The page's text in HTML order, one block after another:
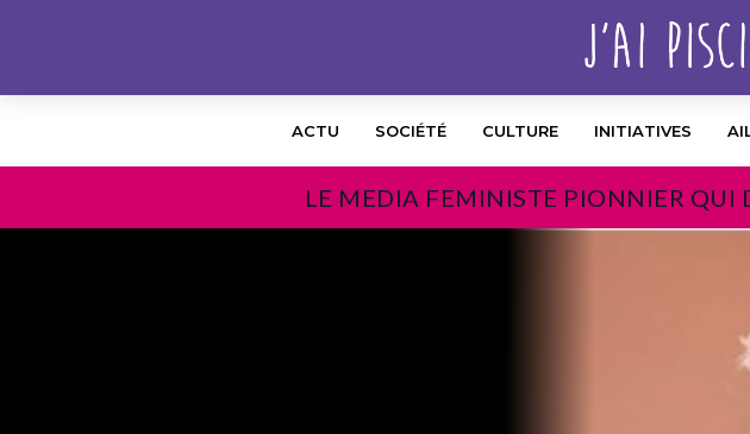
ACTU SOCIÉTÉ CULTURE INITIATIVES
LE MEDIA FEMINISTE PIONNIER QUI